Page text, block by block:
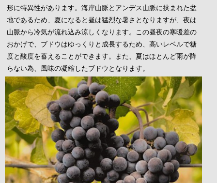
形に特異性があります。海岸山脈とアンデス山脈に挟まれた盆
地であるため、夏になると昼は猛烈な暑さとなりますが、夜は
山脈から冷気が流れ込み涼しくなります。この昼夜の寒暖差の
おかげで、ブドウはゆっくりと成長するため、高いレベルで糖
度と酸度を蓄えることができます。また、夏はほとんど雨が降
らない為、風味の凝縮したブドウとなります。